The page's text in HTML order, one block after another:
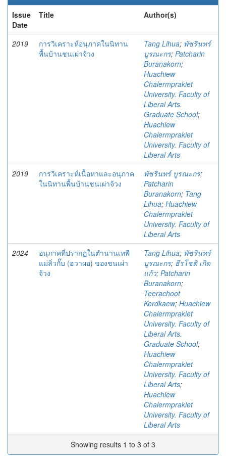
Issue
Date
Title Author(s)
2019
การวิเคราะห์อนุภาคในนิทาน
พื้นบ้านชนเผ่าจ้วง
Tang Lihua; พัชรินทร์
บูรณะกร; Patcharin
Buranakorn;
Huachiew
Chalermprakiet
University. Faculty of
Liberal Arts.
Graduate School;
Huachiew
Chalermprakiet
University. Faculty of
Liberal Arts
2019
การวิเคราะห์เนื้อหาและอนุภาค
ในนิทานพื้นบ้านชนเผ่าจ้วง
พัชรินทร์ บูรณะกร;
Patcharin
Buranakorn; Tang
Lihua; Huachiew
Chalermprakiet
University. Faculty of
Liberal Arts
2024
อนุภาคที่ปรากฏในตำนานเทพี
แม่ลิ่วกั๊บ (ฮวาผอ) ของชนเผ่า
จ้วง
Tang Lihua; พัชรินทร์
บูรณะกร; ธีรโชติ เกิด
แก้ว; Patcharin
Buranakorn;
Teerachoot
Kerdkaew; Huachiew
Chalermprakiet
University. Faculty of
Liberal Arts.
Graduate School;
Huachiew
Chalermprakiet
University. Faculty of
Liberal Arts;
Huachiew
Chalermprakiet
University. Faculty of
Liberal Arts
Showing results 1 to 3 of 3